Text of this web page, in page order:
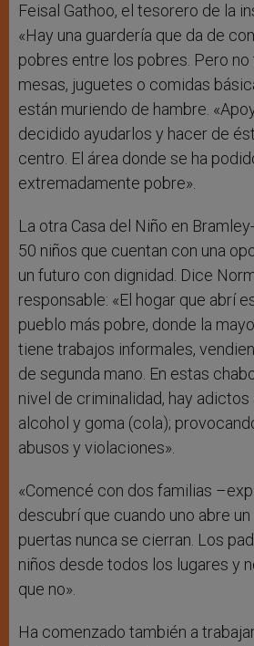
Feisal Gathoo, el tesorero de la
«Hay una guardería que da de
pobres entre los pobres. Pero no
mesas, juguetes o comidas
están muriendo de hambre.
decidido ayudarlos y hacer de
centro. El área donde se ha
extremadamente pobre».
La otra Casa del Niño en
50 niños que cuentan con una
un futuro con dignidad. Dice
responsable: «El hogar que abrí
pueblo más pobre, donde la
tiene trabajos informales,
de segunda mano. En estas
nivel de criminalidad, hay adictos
alcohol y goma (cola);
abusos y violaciones».
«Comencé con dos familias
descubrí que cuando uno abre
puertas nunca se cierran. Los
niños desde todos los lugares y
que no».
Ha comenzado también a